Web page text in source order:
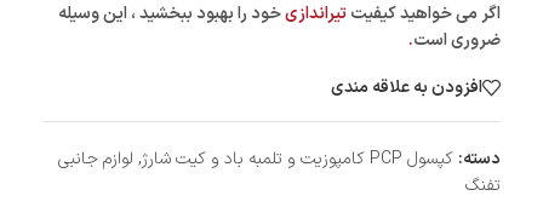
اگر می خواهید کیفیتتیراندازیخود را بهبود ببخشید ، این وسیله
ضروری است.
افزودن به علاقه مندی
دسته: کپسول PCP کامپوزیت و تلمبه باد و کیت شارژ , لوازم جانبی
تفنگ